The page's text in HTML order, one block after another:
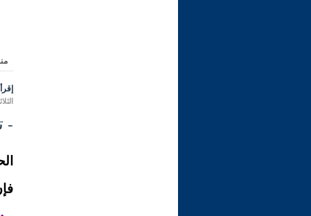
الثلاثاء 17 ذو الحجة 1431 هـ الموافق
-